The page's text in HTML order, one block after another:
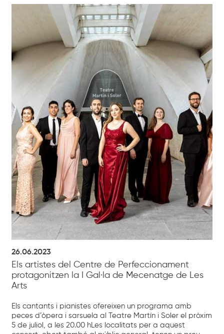
26.06.2023
Els artistes del Centre de Perfeccionament
protagonitzen la I Gal·la de Mecenatge de Les
Arts
Els cantants i pianistes ofereixen un programa amb
peces d’òpera i sarsuela al Teatre Martín i Soler el pròxim
5 de juliol, a les 20.00 hLes localitats per a aquest